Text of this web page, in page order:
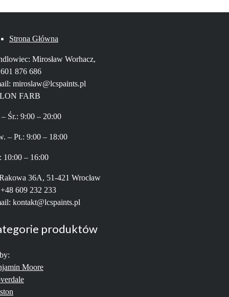
Strona Główna
Mirosław Worhacz,
876 686
miroslaw@lcspaints.pl
FARB
– Śr.: 9:00 – 20:00
– Pt.: 9:00 – 18:00
10:00 – 16:00
36A, 51-421 Wrocław
609 232 233
kontakt@lcspaints.pl
produktów
Moore